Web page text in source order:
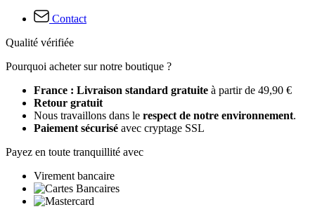
Contact
Qualité vérifiée
Pourquoi acheter sur notre boutique ?
France : Livraison standard gratuite à partir de 49,90 €
Retour gratuit
Nous travaillons dans le respect de notre environnement.
Paiement sécurisé avec cryptage SSL
Payez en toute tranquillité avec
Virement bancaire